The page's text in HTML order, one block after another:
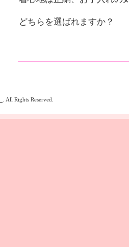
どちらを選ばれますか？
. All Rights Reserved.